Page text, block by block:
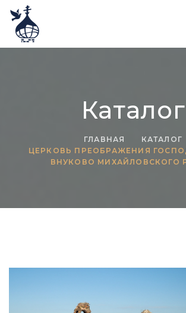
Каталог
ГЛАВНАЯ
КАТАЛОГ
ЦЕРКОВЬ ПРЕОБРАЖЕНИЯ
ВНУКОВО МИХАЙЛОВСКОГО